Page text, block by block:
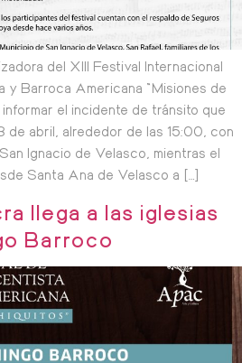
del XIII Festival Internacional
y Barroca Americana “Misiones de
informar el incidente de tránsito que
de abril, alrededor de las 15:00, con
Ignacio de Velasco, mientras el
Santa Ana de Velasco a […]
llega a las iglesias
Barroco